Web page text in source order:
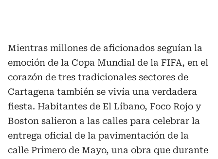
Mientras millones de aficionados seguían la
emoción de la Copa Mundial de la FIFA, en el
corazón de tres tradicionales sectores de
Cartagena también se vivía una verdadera
fiesta. Habitantes de El Líbano, Foco Rojo y
Boston salieron a las calles para celebrar la
entrega oficial de la pavimentación de la
calle Primero de Mayo, una obra que durante